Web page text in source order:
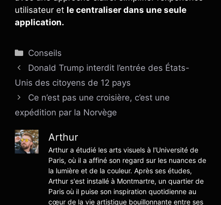
utilisateur et le centraliser dans une seule
application.
Catégories
Conseils
Donald Trump interdit l’entrée des États-
Unis des citoyens de 12 pays
Ce n’est pas une croisière, c’est une
expédition par la Norvège
Arthur
Arthur a étudié les arts visuels à l'Université de
Paris, où il a affiné son regard sur les nuances de
la lumière et de la couleur. Après ses études,
Arthur s'est installé à Montmartre, un quartier de
Paris où il puise son inspiration quotidienne au
cœur de la vie artistique bouillonnante entre ses